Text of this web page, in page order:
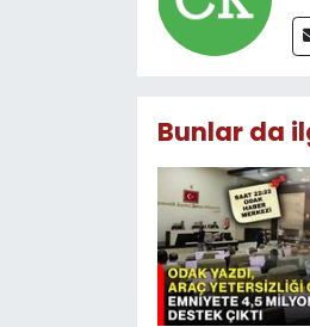
Bunlar da